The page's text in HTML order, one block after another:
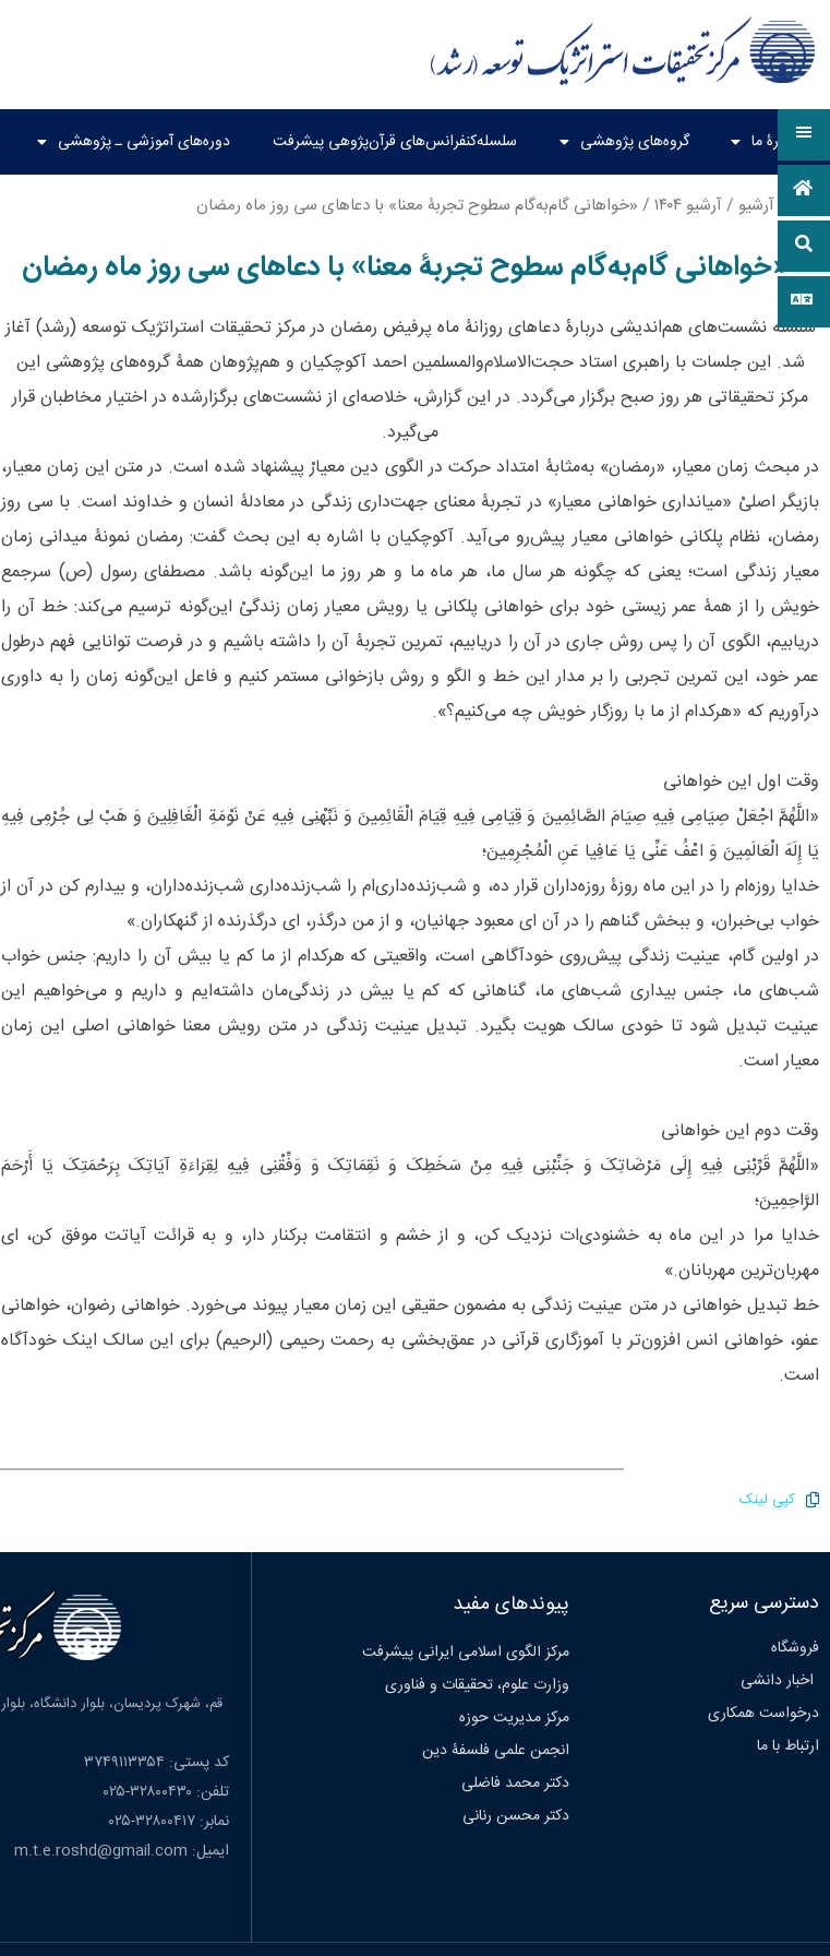
دربارۀ ما گروه‌های پژوهشی سلسله‌کنفرانس‌های قرآن‌پژوهی پیشرفت دوره‌های آموزشی ـ پژوهشی
آرشیو /آرشیو ۱۴۰۴ / «خواهانی گام‌به‌گام سطوح تجربۀ معنا» با دعاهای سی روز ماه رمضان
«خواهانی گام‌به‌گام سطوح تجربۀ معنا» با دعاهای سی روز ماه رمضان
سلسله نشست‌های هم‌اندیشی دربارۀ دعاهای روزانۀ ماه پرفیض رمضان در مرکز تحقیقات استراتژیک توسعه (رشد) آغاز
شد. این جلسات با راهبری استاد حجت‌الاسلام‌والمسلمین احمد آکوچکیان و هم‌پژوهان همۀ گروه‌های پژوهشی این
مرکز تحقیقاتی هر روز صبح برگزار می‌گردد. در این گزارش، خلاصه‌ای از نشست‌های برگزارشده در اختیار مخاطبان قرار
می‌گیرد.
در مبحث زمان معیار، «رمضان» به‌مثابۀ امتداد حرکت در الگوی دین معیارْ پیشنهاد شده است. در متن این زمان معیار،
بازیگر اصلیْ «میانداری خواهانی معیار» در تجربۀ معنای جهت‌داری زندگی در معادلۀ انسان و خداوند است. با سی روز
رمضان، نظام پلکانی خواهانی معیار پیش‌رو می‌آید. آکوچکیان با اشاره به این بحث گفت: رمضان نمونۀ میدانی زمان
معیار زندگی است؛ یعنی که چگونه هر سال ما، هر ماه ما و هر روز ما این‌گونه باشد. مصطفای رسول (ص) سرجمع
خویش را از همۀ عمر زیستی خود برای خواهانی پلکانی یا رویش معیار زمان زندگیْ این‌گونه ترسیم می‌کند: خط آن را
دریابیم، الگوی آن را پس روش جاری در آن را دریابیم، تمرین تجربۀ آن را داشته باشیم و در فرصت توانایی فهم درطول
عمر خود، این تمرین تجربی را بر مدار این خط و الگو و روش بازخوانی مستمر کنیم و فاعل این‌گونه زمان را به داوری
درآوریم که «هرکدام از ما با روزگار خویش چه می‌کنیم؟».
وقت اول این خواهانی
«اللَّهُمَّ اجْعَلْ صِیَامِی فِیهِ صِیَامَ الصَّائِمِینَ وَ قِیَامِی فِیهِ قِیَامَ الْقَائِمِینَ وَ نَبِّهْنِی فِیهِ عَنْ نَوْمَةِ الْغَافِلِینَ وَ هَبْ لِی جُرْمِی فِیهِ
یَا إِلَهَ الْعَالَمِینَ وَ اعْفُ عَنِّی یَا عَافِیا عَنِ الْمُجْرِمِینَ؛
خدایا روزه‌ام را در این ماه روزۀ روزه‌داران قرار ده، و شب‌زنده‌داری‌ام را شب‌زنده‌داری شب‌زنده‌داران، و بیدارم کن در آن از
خواب بی‌خبران، و ببخش گناهم را در آن ای معبود جهانیان، و از من درگذر، ای درگذرنده از گنهکاران.»
در اولین گام، عینیت زندگی پیش‌روی خودآگاهی است، واقعیتی که هرکدام از ما کم یا بیش آن را داریم: جنس خواب
شب‌های ما، جنس بیداری شب‌های ما، گناهانی که کم یا بیش در زندگی‌مان داشته‌ایم و داریم و می‌خواهیم این
عینیت تبدیل شود تا خودی سالک هویت بگیرد. تبدیل عینیت زندگی در متن رویش معنا خواهانی اصلی این زمان
معیار است.
وقت دوم این خواهانی
«اللَّهُمَّ قَرِّبْنِی فِیهِ إِلَی مَرْضَاتِکَ وَ جَنِّبْنِی فِیهِ مِنْ سَخَطِکَ وَ نَقِمَاتِکَ وَ وَفِّقْنِی فِیهِ لِقِرَاءَةِ آیَاتِکَ بِرَحْمَتِکَ یَا أَرْحَمَ
الرَّاحِمِینَ؛
خدایا مرا در این ماه به خشنودی‌ات نزدیک کن، و از خشم و انتقامت برکنار دار، و به قرائت آیاتت موفق کن، ای
مهربان‌ترین مهربانان.»
خط تبدیل خواهانی در متن عینیت زندگی به مضمون حقیقی این زمان معیار پیوند می‌خورد. خواهانی رضوان، خواهانی
عفو، خواهانی انس افزون‌تر با آموزگاری قرآنی در عمق‌بخشی به رحمت رحیمی (الرحیم) برای این سالک اینک خودآگاه
است.
کپی لینک
دسترسی سریع
فروشگاه
اخبار دانشی
درخواست همکاری
ارتباط با ما
پیوندهای مفید
مرکز الگوی اسلامی ایرانی پیشرفت
وزارت علوم، تحقیقات و فناوری
مرکز مدیریت حوزه
انجمن علمی فلسفۀ دین
دکتر محمد فاضلی
دکتر محسن رنانی
کد پستی: ۳۷۴۹۱۱۳۳۵۴
تلفن: ۳۲۸۰۰۴۳۰-۰۲۵
نمابر: ۳۲۸۰۰۴۱۷-۰۲۵
ایمیل: m.t.e.roshd@gmail.com